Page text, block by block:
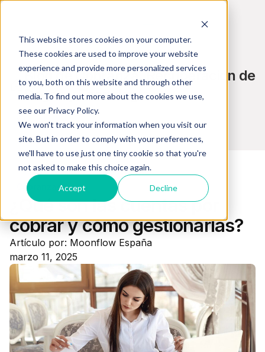
This website stores cookies on your computer.
These cookies are used to improve your website
experience and provide more personalized services
to you, both on this website and through other
media. To find out more about the cookies we use,
see our Privacy Policy.
We won't track your information when you visit our
site. But in order to comply with your preferences,
we'll have to use just one tiny cookie so that you're
not asked to make this choice again.
Accept Decline
Blog de Cobranza, Recuperación de
Pagos y Tecnología
Cobranzas
¿Qué son las cuentas por
cobrar y cómo gestionarlas?
Artículo por: Moonflow España
marzo 11, 2025